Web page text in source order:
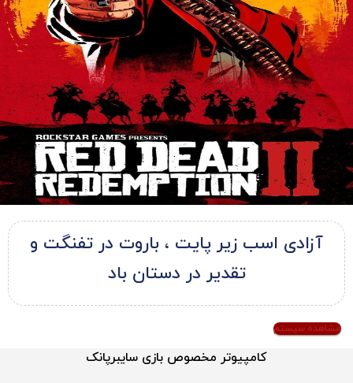
آزادی اسب زیر پایت ، باروت در تفنگت و
تقدیر در دستان باد
مشاهده سیستم
کامپیوتر مخصوص بازی سایبرپانک